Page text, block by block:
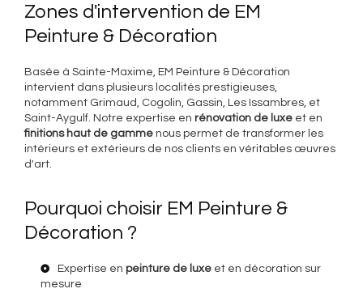
Zones d'intervention de EM
Peinture & Décoration
Basée à Sainte-Maxime, EM Peinture & Décoration
intervient dans plusieurs localités prestigieuses,
notamment Grimaud, Cogolin, Gassin, Les Issambres, et
Saint-Aygulf. Notre expertise en rénovation de luxe et en
finitions haut de gamme nous permet de transformer les
intérieurs et extérieurs de nos clients en véritables œuvres
d'art.
Pourquoi choisir EM Peinture &
Décoration ?
Expertise en peinture de luxe et en décoration sur
mesure